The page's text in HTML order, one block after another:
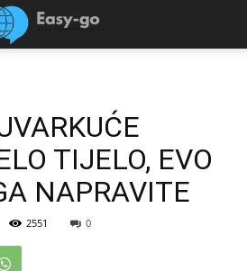
TIJELO, EVO
NAPRAVITE
2551 0